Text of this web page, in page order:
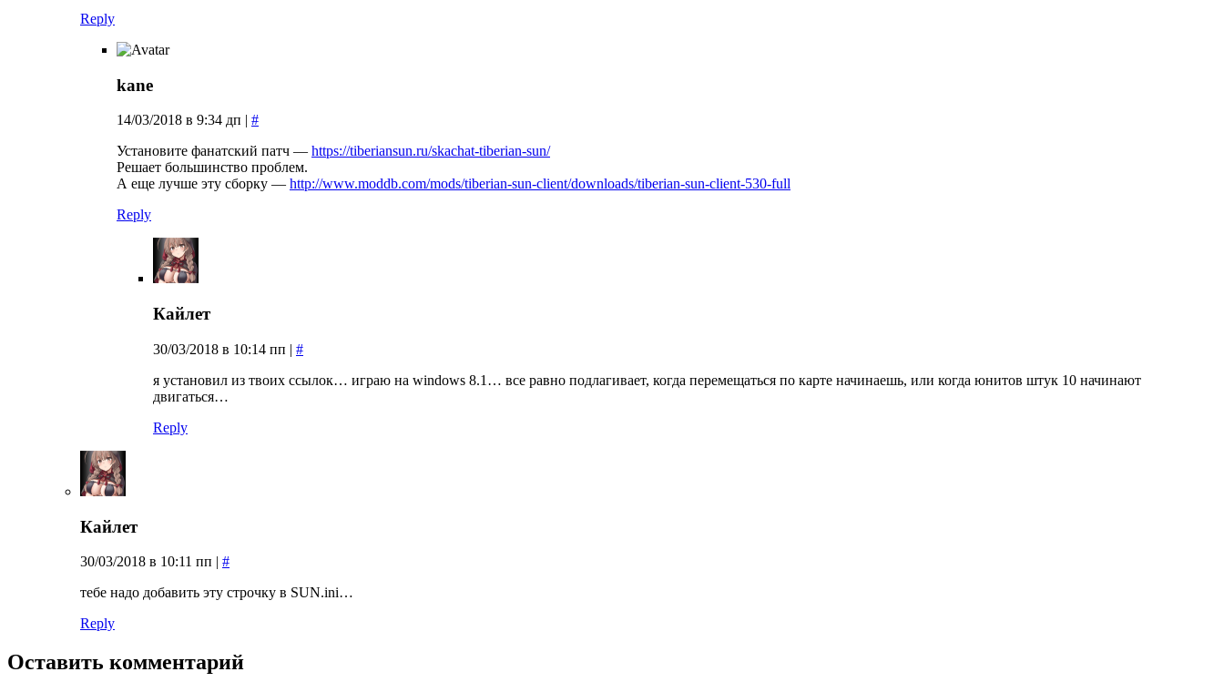
Reply
kane
14/03/2018 в 9:34 дп | #
Установите фанатский патч — https://tiberiansun.ru/skachat-tiberian-sun/
Решает большинство проблем.
А еще лучше эту сборку — http://www.moddb.com/mods/tiberian-sun-client/downloads/tiberian-sun-client-530-full
Reply
Кайлет
30/03/2018 в 10:14 пп | #
я установил из твоих ссылок… играю на windows 8.1… все равно подлагивает, когда перемещаться по карте начинаешь, или когда юнитов штук 10 начинают
двигаться…
Reply
Кайлет
30/03/2018 в 10:11 пп | #
тебе надо добавить эту строчку в SUN.ini…
Reply
Оставить комментарий